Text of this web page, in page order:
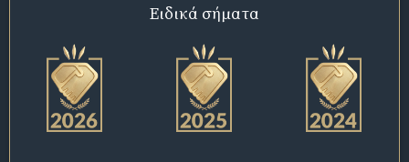
Ειδικά σήματα